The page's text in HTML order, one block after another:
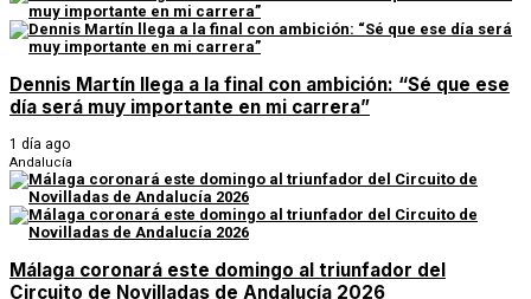
Dennis Martín llega a la final con ambición: “Sé que ese
día será muy importante en mi carrera”
1 día ago
Andalucía
Málaga coronará este domingo al triunfador del
Circuito de Novilladas de Andalucía 2026